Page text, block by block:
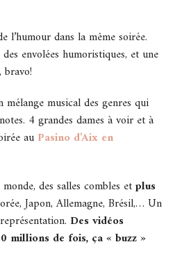
l’humour dans la même soirée.
envolées humoristiques, et une
musical des genres qui
4 grandes dames à voir et à
au Pasino d’Aix en
des salles combles etplus
Japon, Allemagne, Brésil,… Un
Des vidéos
millions de fois, ça « buzz »